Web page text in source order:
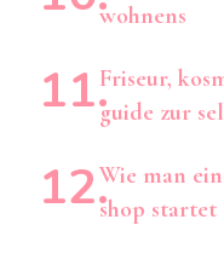
wohnens
Friseur,
guide zur
Wie man
shop startet